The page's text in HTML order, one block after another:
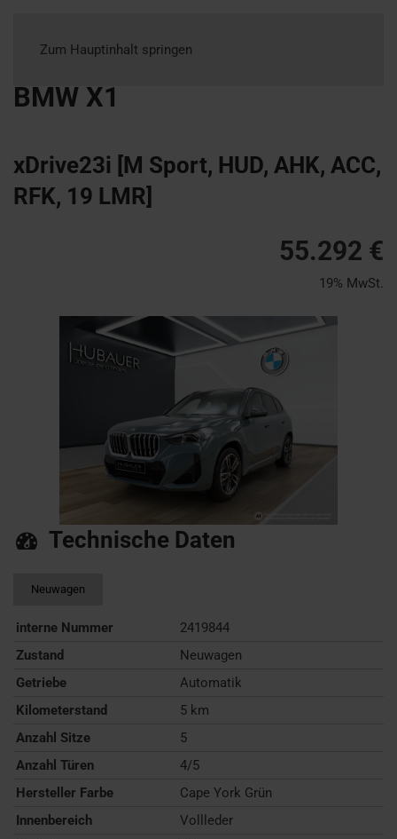
Zum Hauptinhalt springen
BMW X1
xDrive23i [M Sport, HUD, AHK, ACC,
RFK, 19 LMR]
55.292 €
19% MwSt.
Technische Daten
Neuwagen
interne Nummer
2419844
Zustand
Neuwagen
Getriebe
Automatik
Kilometerstand
5 km
Anzahl Sitze
5
Anzahl Türen
4/5
Hersteller Farbe
Cape York Grün
Innenbereich
Vollleder